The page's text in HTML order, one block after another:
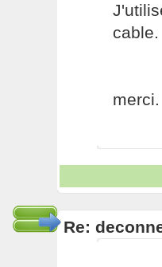
cable.
merci.
Re: